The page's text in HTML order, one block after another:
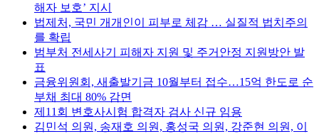
해자 보호’ 지시
법제처, 국민 개개인이 피부로 체감 … 실질적 법치주의
를 확립
범부처 전세사기 피해자 지원 및 주거안정 지원방안 발
표
금융위원회, 새출발기금 10월부터 접수…15억 한도로 순
부채 최대 80% 감면
제11회 변호사시험 합격자 검사 신규 임용
김민석 의원, 송재호 의원, 홍성국 의원, 강준현 의원, 이